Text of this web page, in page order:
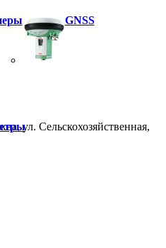
ул. Сельскохозяйственная,
GNSS